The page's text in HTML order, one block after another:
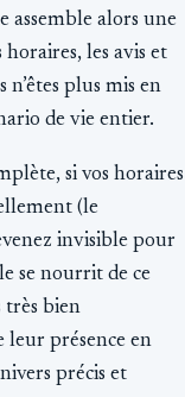
assemble alors une
les avis et
plus mis en
de vie entier.
si vos horaires
(le
invisible pour
se nourrit de ce
très bien
leur présence en
précis et